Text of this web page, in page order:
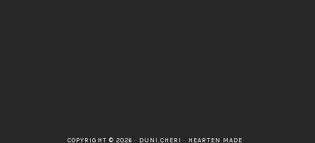
COPYRIGHT © 2026 · DUNI.CHERI · HEARTEN MADE